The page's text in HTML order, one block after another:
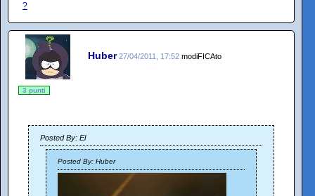
?
Huber 27/04/2011, 17:52 modiFICAto
3 punti
Posted By: El
Posted By: Huber